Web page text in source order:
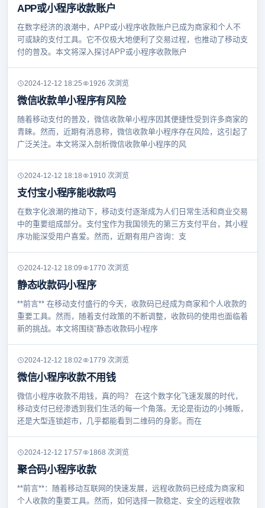
APP或小程序收款账户
在数字经济的浪潮中，APP或小程序收款账户已成为商家和个人不
可或缺的支付工具。它不仅极大地便利了交易过程，也推动了移动支
付的普及。本文将深入探讨APP或小程序收款账户
2024-12-12 18:25 1926 次浏览
微信收款单小程序有风险
随着移动支付的普及，微信收款单小程序因其便捷性受到许多商家的
青睐。然而，近期有消息称，微信收款单小程序存在风险，这引起了
广泛关注。本文将深入剖析微信收款单小程序的风
2024-12-12 18:18 1910 次浏览
支付宝小程序能收款吗
在数字化浪潮的推动下，移动支付逐渐成为人们日常生活和商业交易
中的重要组成部分。支付宝作为我国领先的第三方支付平台，其小程
序功能深受用户喜爱。然而，近期有用户咨询：支
2024-12-12 18:09 1770 次浏览
静态收款码小程序
**前言** 在移动支付盛行的今天，收款码已经成为商家和个人收款的
重要工具。然而，随着支付政策的不断调整，收款码的使用也面临着
新的挑战。本文将围绕“静态收款码小程序
2024-12-12 18:02 1779 次浏览
微信小程序收款不用钱
微信小程序收款不用钱，真的吗？ 在这个数字化飞速发展的时代，
移动支付已经渗透到我们生活的每一个角落。无论是街边的小摊贩，
还是大型连锁超市，几乎都能看到二维码的身影。而在
2024-12-12 17:57 1868 次浏览
聚合码小程序收款
**前言**：随着移动互联网的快速发展，远程收款码已经成为商家和
个人收款的重要工具。然而，如何选择一款稳定、安全的远程收款